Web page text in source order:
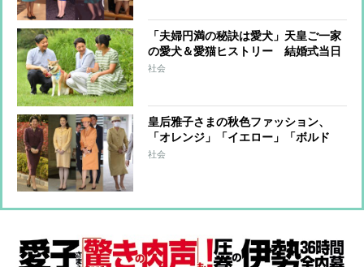
「夫婦円満の秘訣は愛犬」天皇ご一家
の愛犬＆愛猫ヒストリー 結婚式当日
に雅子さまを見送った「ショコラ」も
社会
皇后雅子さまの秋色ファッション、
「オレンジ」「イエロー」「ボルド
ー」などをどう着こなされるのか 小
社会